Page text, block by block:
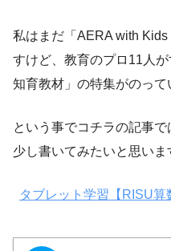
私はまだ「AERA with
すけど、教育のプロ11人
知育教材」の特集がのって
という事でコチラの記事
少し書いてみたいと思いま
タブレット学習【RISU算